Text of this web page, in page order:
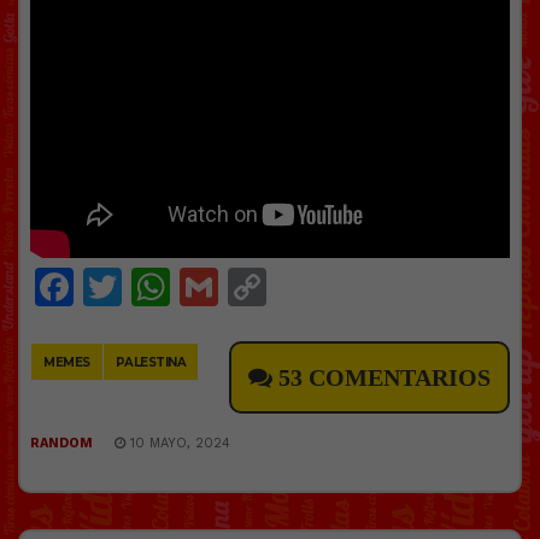
Facebook
Twitter
WhatsApp
Gmail
MEMES PALESTINA
53 COMENTARIOS
RANDOM 10 MAYO, 2024